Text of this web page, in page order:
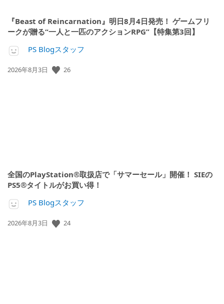
『Beast of Reincarnation』明日8月4日発売！ ゲームフリ
ークが贈る“一人と一匹のアクションRPG”【特集第3回】
PS Blogスタッフ
公
2026年8月3日 26
全国のPlayStation®取扱店で「サマーセール」開催！ SIEの
PS5®タイトルがお買い得！
PS Blogスタッフ
公
2026年8月3日 24